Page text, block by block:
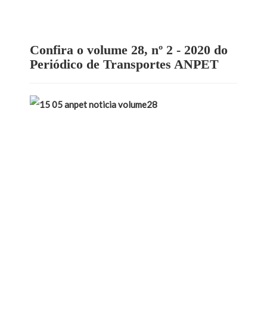
Confira o volume 28, nº 2 - 2020 do
Periódico de Transportes ANPET